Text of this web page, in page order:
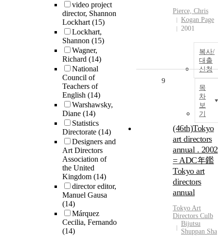
video project
director, Shannon
Lockhart(15)
Lockhart,
Shannon (15)
Wagner,
Richard (14)
National
Council of
Teachers of
English (14)
Warshawsky,
Diane (14)
Statistics
Directorate (14)
Designers and
Art Directors
Association of
the United
Kingdom (14)
director editor,
Manuel Gausa
(14)
Márquez
Cecilia, Fernando
(14)
Pierce, Chris
Kogan Page
2001
복사/
대출
신청
목
차
보
기
9
(46th)Tokyo
art directors
annual . 2002
= ADC年鑑
Tokyo art
directors
annual
Tokyo Art
Directors Culb
Bijutsu
Shuppan Sha